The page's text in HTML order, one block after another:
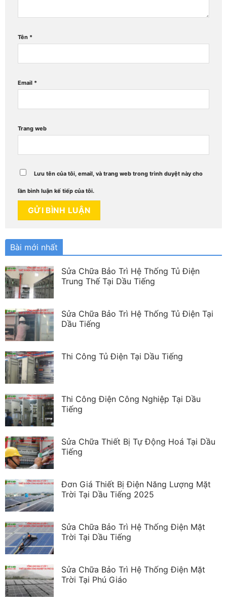
Tên *
Email *
Trang web
Lưu tên của tôi, email, và trang web trong trình duyệt này cho
lần bình luận kế tiếp của tôi.
Bài mới nhất
Sửa Chữa Bảo Trì Hệ Thống Tủ Điện
Trung Thế Tại Dầu Tiếng
Sửa Chữa Bảo Trì Hệ Thống Tủ Điện Tại
Dầu Tiếng
Thi Công Tủ Điện Tại Dầu Tiếng
Thi Công Điện Công Nghiệp Tại Dầu
Tiếng
Sửa Chữa Thiết Bị Tự Động Hoá Tại Dầu
Tiếng
Đơn Giá Thiết Bị Điện Năng Lượng Mặt
Trời Tại Dầu Tiếng 2025
Sửa Chữa Bảo Trì Hệ Thống Điện Mặt
Trời Tại Dầu Tiếng
Sửa Chữa Bảo Trì Hệ Thống Điện Mặt
Trời Tại Phú Giáo